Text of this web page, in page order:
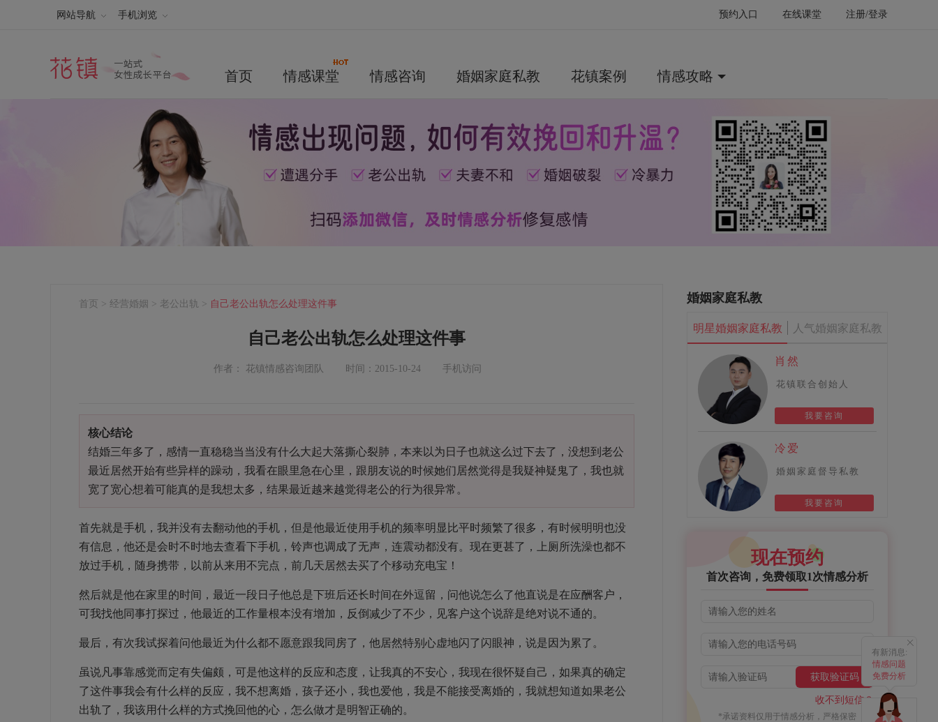
预约入口 在线课堂 注册/登录
网站导航 手机浏览
首页 情感课堂 情感咨询 婚姻家庭私教 花镇案例 情感攻略
首页 > 经营婚姻 > 老公出轨 > 自己老公出轨怎么处理这件事
自己老公出轨怎么处理这件事
作者： 花镇情感咨询团队 时间：2015-10-24 手机访问
核心结论
结婚三年多了，感情一直稳稳当当没有什么大起大落撕心裂肺，本来以为日子也就这么过下去了，没想到老公
最近居然开始有些异样的躁动，我看在眼里急在心里，跟朋友说的时候她们居然觉得是我疑神疑鬼了，我也就
宽了宽心想着可能真的是我想太多，结果最近越来越觉得老公的行为很异常。
首先就是手机，我并没有去翻动他的手机，但是他最近使用手机的频率明显比平时频繁了很多，有时候明明也没
有信息，他还是会时不时地去查看下手机，铃声也调成了无声，连震动都没有。现在更甚了，上厕所洗澡也都不
放过手机，随身携带，以前从来用不完点，前几天居然去买了个移动充电宝！
然后就是他在家里的时间，最近一段日子他总是下班后还长时间在外逗留，问他说怎么了他直说是在应酬客户，
可我找他同事打探过，他最近的工作量根本没有增加，反倒减少了不少，见客户这个说辞是绝对说不通的。
最后，有次我试探着问他最近为什么都不愿意跟我同房了，他居然特别心虚地闪了闪眼神，说是因为累了。
虽说凡事靠感觉而定有失偏颇，可是他这样的反应和态度，让我真的不安心，我现在很怀疑自己，如果真的确定
了这件事我会有什么样的反应，我不想离婚，孩子还小，我也爱他，我是不能接受离婚的，我就想知道如果老公
出轨了，我该用什么样的方式挽回他的心，怎么做才是明智正确的。
婚姻家庭私教
明星婚姻家庭私教 人气婚姻家庭私教
肖然
花镇联合创始人
我要咨询
冷爱
婚姻家庭督导私教
我要咨询
现在预约
首次咨询，免费领取1次情感分析
获取验证码
收不到短信？
*承诺资料仅用于情感分析，严格保密
有新消息:
情感问题
免费分析